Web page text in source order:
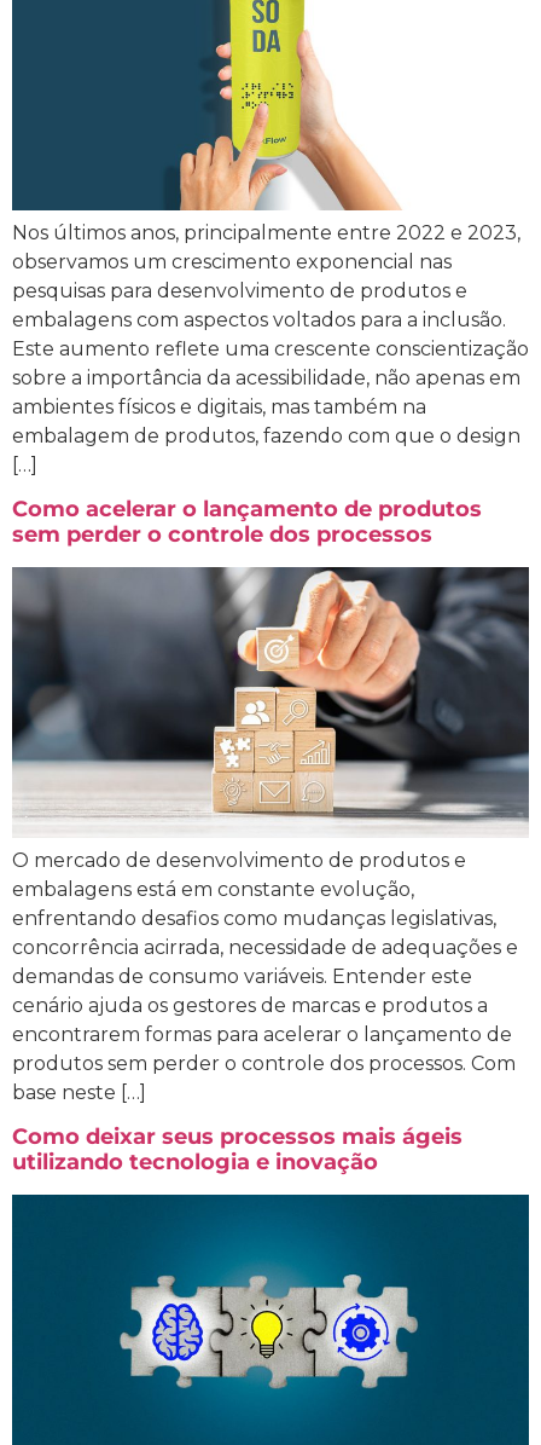
Nos últimos anos, principalmente entre 2022 e 2023,
observamos um crescimento exponencial nas
pesquisas para desenvolvimento de produtos e
embalagens com aspectos voltados para a inclusão.
Este aumento reflete uma crescente conscientização
sobre a importância da acessibilidade, não apenas em
ambientes físicos e digitais, mas também na
embalagem de produtos, fazendo com que o design
[…]
Como acelerar o lançamento de produtos
sem perder o controle dos processos
O mercado de desenvolvimento de produtos e
embalagens está em constante evolução,
enfrentando desafios como mudanças legislativas,
concorrência acirrada, necessidade de adequações e
demandas de consumo variáveis. Entender este
cenário ajuda os gestores de marcas e produtos a
encontrarem formas para acelerar o lançamento de
produtos sem perder o controle dos processos. Com
base neste […]
Como deixar seus processos mais ágeis
utilizando tecnologia e inovação